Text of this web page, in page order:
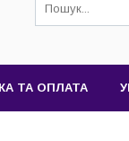
ТА ОПЛАТА